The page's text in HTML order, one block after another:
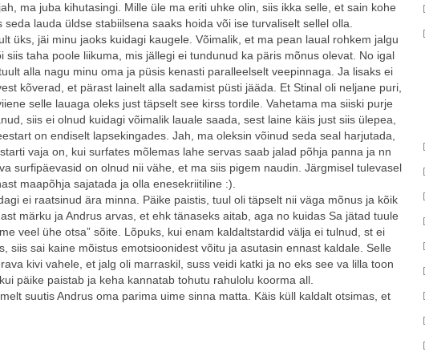
ma juba kihutasingi. Mille üle ma eriti uhke olin, siis ikka selle, et sain kohe
lauda üldse stabiilsena saaks hoida või ise turvaliselt sellel olla.
üks, jäi minu jaoks kuidagi kaugele. Võimalik, et ma pean laual rohkem jalgu
taha poole liikuma, mis jällegi ei tundunud ka päris mõnus olevat. No igal
alla nagu minu oma ja püsis kenasti paralleelselt veepinnaga. Ja lisaks ei
kõverad, et pärast lainelt alla sadamist püsti jääda. Et Stinal oli neljane puri,
selle lauaga oleks just täpselt see kirss tordile. Vahetama ma siiski purje
siis ei olnud kuidagi võimalik lauale saada, sest laine käis just siis ülepea,
on endiselt lapsekingades. Jah, ma oleksin võinud seda seal harjutada,
vaja on, kui surfates mõlemas lahe servas saab jalad põhja panna ja nn
surfipäevasid on olnud nii vähe, et ma siis pigem naudin. Järgmisel tulevasel
maapõhja sajatada ja olla enesekriitiline :).
ei raatsinud ära minna. Päike paistis, tuul oli täpselt nii väga mõnus ja kõik
märku ja Andrus arvas, et ehk tänaseks aitab, aga no kuidas Sa jätad tuule
veel ühe otsa” sõite. Lõpuks, kui enam kaldaltstardid välja ei tulnud, st ei
siis sai kaine mõistus emotsioonidest võitu ja asutasin ennast kaldale. Selle
kivi vahele, et jalg oli marraskil, suss veidi katki ja no eks see va lilla toon
päike paistab ja keha kannatab tohutu rahulolu koorma all.
suutis Andrus oma parima uime sinna matta. Käis küll kaldalt otsimas, et